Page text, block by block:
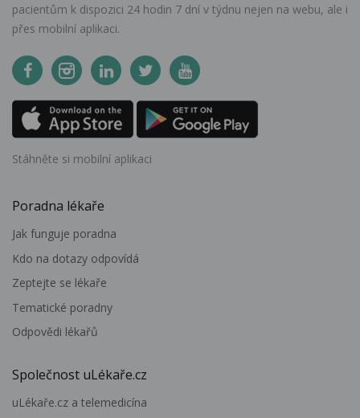
pacientům k dispozici 24 hodin 7 dní v týdnu nejen na webu, ale i
přes mobilní aplikaci.
Stáhněte si mobilní aplikaci
Poradna lékaře
Jak funguje poradna
Kdo na dotazy odpovídá
Zeptejte se lékaře
Tematické poradny
Odpovědi lékařů
Společnost uLékaře.cz
uLékaře.cz a telemedicína